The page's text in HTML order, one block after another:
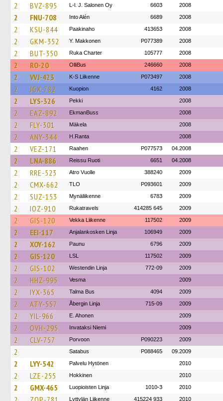
2 BVZ-895 L-l. J. Salonen Oy 6603 2008
2 FNU-708 Into Alén 6689 2008
2 KSU-844 Paakinaho 413653 2008
2 GKM-352 Y. Makkonen P077389 2008
2 BUT-350 Ruka Charter 105777 2008
2 RO-20 OlliBus 246660 2008
2 VVJ-423 K-S Liikenne P073497 2008
2 JGX-782 Kuopion 4162 2008
2 LYS-326 Pekki 2008
2 EAZ-892 EkmanBuss 2008
2 FLY-301 Mäkela 2008
2 ANY-344 H.Ranta 2008
2 VEZ-171 Raahen P077573 04.2008
2 LNA-886 Reissu Ruoti 6651 04.2008
2 RRE-523 Atro Vuolle 388240 2009
2 CMX-662 TLO P093601 2009
2 SUZ-153 Mynäliikenne 6783 2009
2 IOZ-910 Rukatravels 414285 645 2009
2 GIS-120 Vekka Liikenne 117502 2009
2 EEI-117 Anjalankosken Linja 106949 2009
2 XOY-162 Paunu 6796 2009
2 GIS-120 LSL 117502 2009
2 GIS-102 Westendin Linja 772-09 2009
2 HHZ-995 Vesma 2009
2 IYX-365 Talma Bus 4094 2009
2 ATY-557 Åbergin Linja 715-09 2009
2 YIL-966 E. Ahonen 2009
2 OVH-295 Invataksi Niemi 2009
2 CLV-757 Porvoon P090223 2009
2 Satabus P088465 09.2009
2 LYY-542 Palvelu Hytönen 2010
2 LZE-255 Hokkinen 2010
2 GMX-465 Luopioisten Linja 1010-3 2010
Lyttylän Liikenne 415224 933 2010